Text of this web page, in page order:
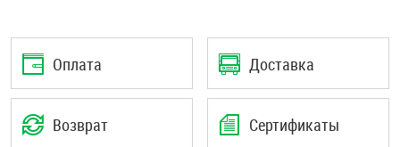
Оплата Доставка
Возврат Сертификаты